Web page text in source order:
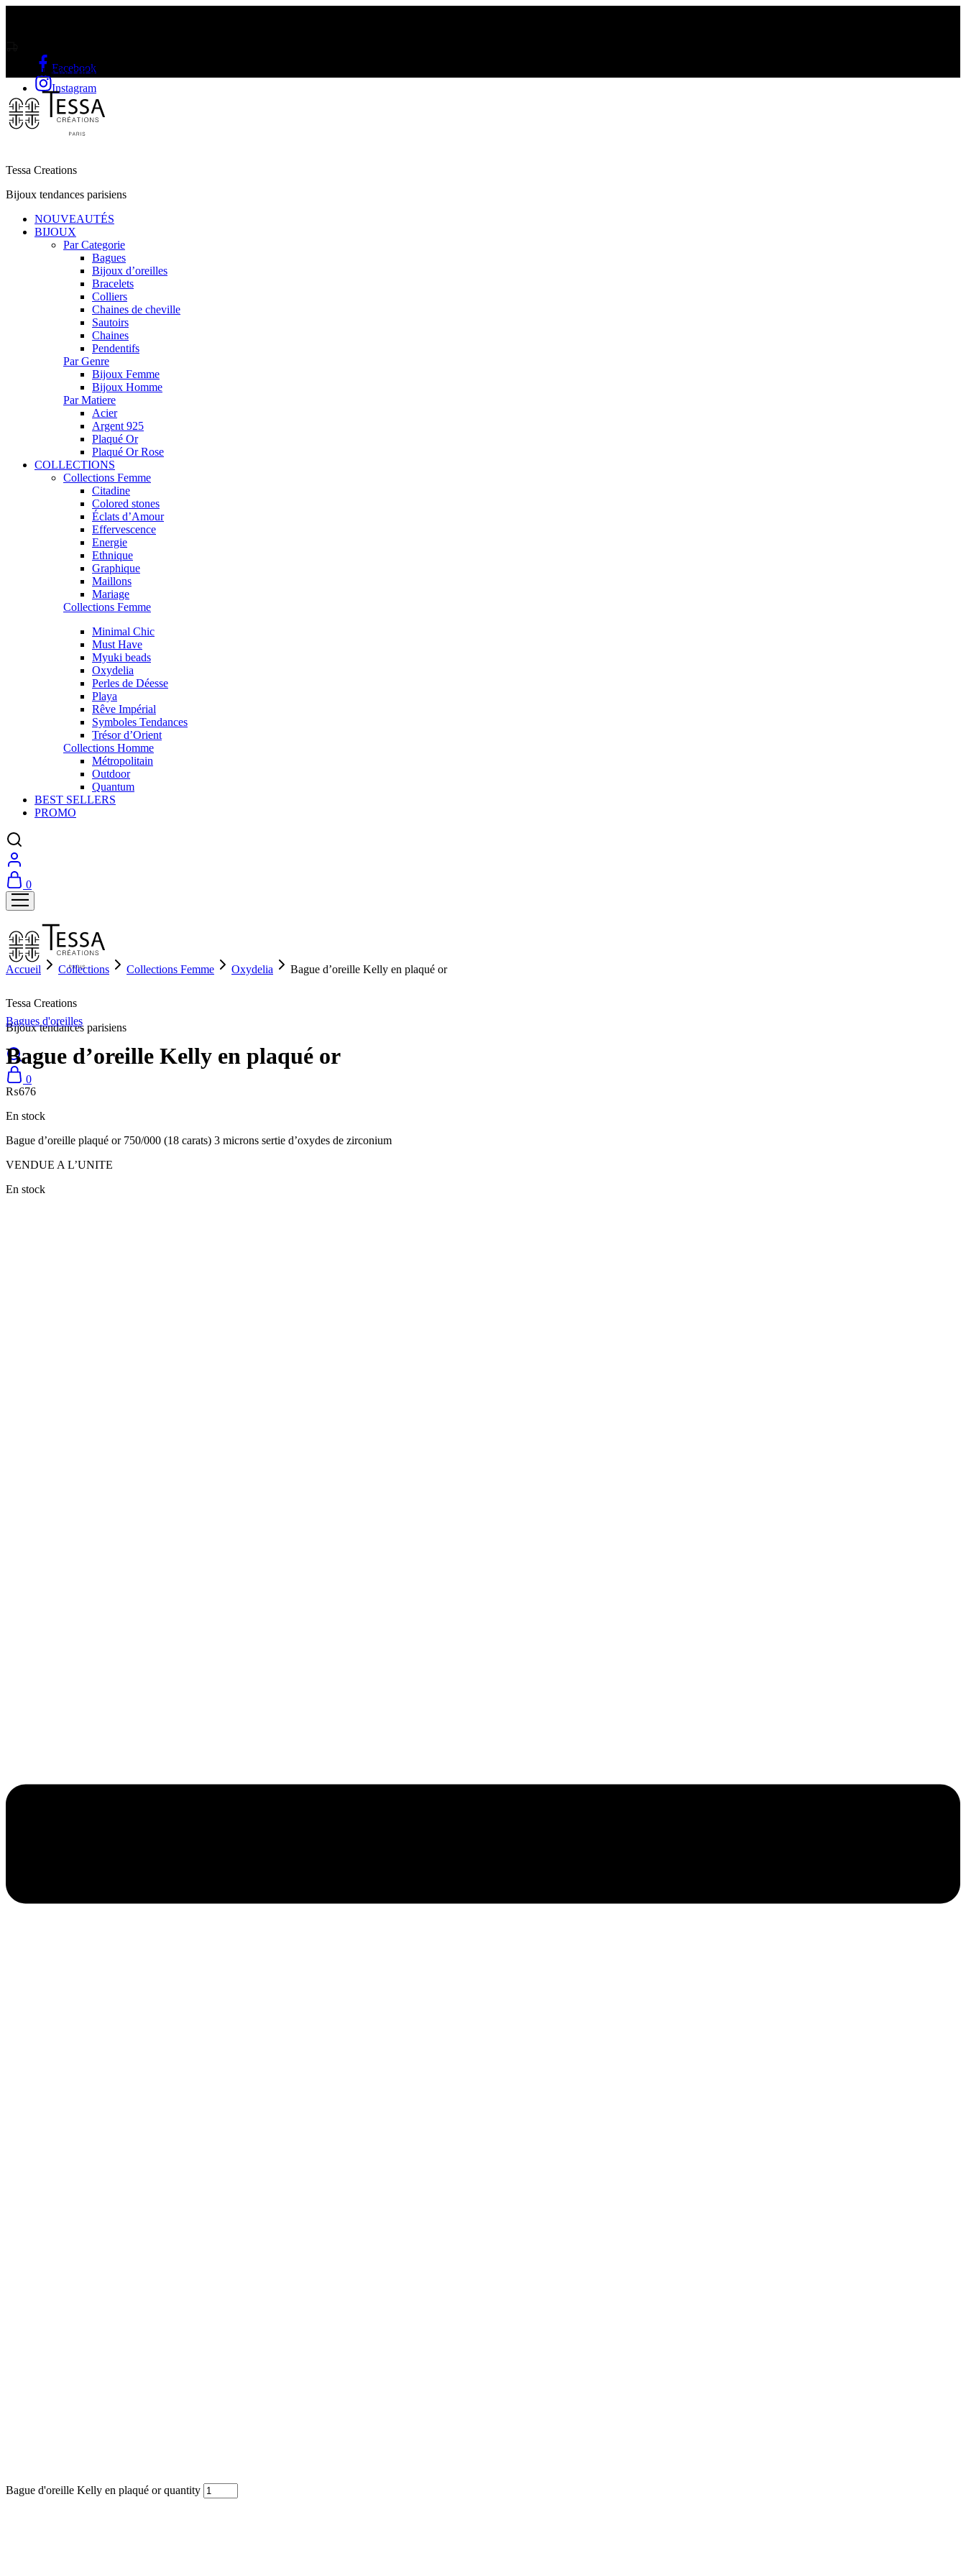
Facebook
Instagram
LIVRAISON GRATUITE A PARTIR DE RS2000
Tessa Creations
Bijoux tendances parisiens
NOUVEAUTÉS
BIJOUX
Par Categorie
Bagues
Bijoux d’oreilles
Bracelets
Colliers
Chaines de cheville
Sautoirs
Chaines
Pendentifs
Par Genre
Bijoux Femme
Bijoux Homme
Par Matiere
Acier
Argent 925
Plaqué Or
Plaqué Or Rose
COLLECTIONS
Collections Femme
Citadine
Colored stones
Éclats d’Amour
Effervescence
Energie
Ethnique
Graphique
Maillons
Mariage
Collections Femme
Minimal Chic
Must Have
Myuki beads
Oxydelia
Perles de Déesse
Playa
Rêve Impérial
Symboles Tendances
Trésor d’Orient
Collections Homme
Métropolitain
Outdoor
Quantum
BEST SELLERS
PROMO
0
Tessa Creations
Bijoux tendances parisiens
0
Accueil Collections Collections Femme Oxydelia Bague d’oreille Kelly en plaqué or
Bagues d'oreilles
Bague d’oreille Kelly en plaqué or
₨676
En stock
Bague d’oreille plaqué or 750/000 (18 carats) 3 microns sertie d’oxydes de zirconium
VENDUE A L’UNITE
En stock
Bague d'oreille Kelly en plaqué or quantity